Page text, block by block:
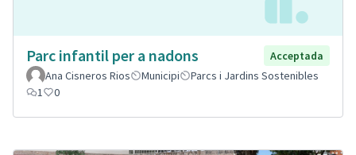
Parc infantil per a nadons
Acceptada
Ana Cisneros Rios
Municipi
Parcs i Jardins Sostenibles
1
0